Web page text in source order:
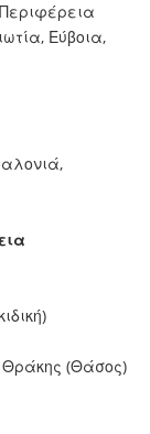
Εύβοια,
Θράκης (Θάσος)